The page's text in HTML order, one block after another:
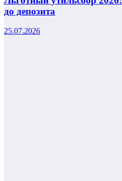
до депозита
25.07.2026